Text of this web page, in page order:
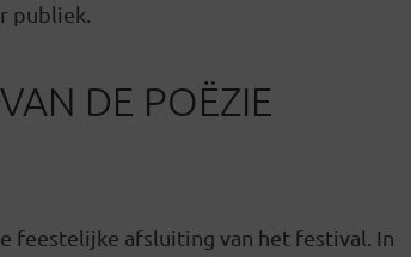
publiek.
DE POËZIE
feestelijke afsluiting van het festival. In